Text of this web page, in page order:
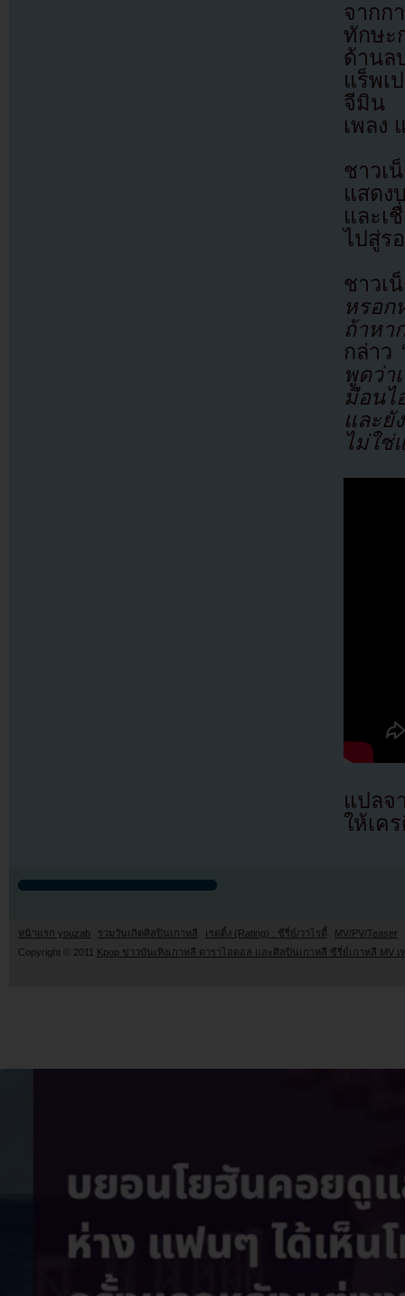
จากก
ทักษะ
ด้านล
แร็พเ
จีมิน
เพลง
ชาวเ
แสดง
และเ
ไปสู่ร
ชาวเ
หรอก
ถ้าหา
กล่าว
พูดว่า
มือนไ
และยั
ไม่ใช่
แปลจ
ให้เค
หน้าแรก youzab รวมวันเกิดศิลปินเกาหลี เรตติ้ง (Rating) : ซีรี่ย์/วาไรตี้
MV/PV/Teaser
Copyright © 2011
Kpop ข่าวบันเทิงเกาหลี ดาราไอดอล และศิลปินเกาหลี ซีรี่ย์เกาหลี MV